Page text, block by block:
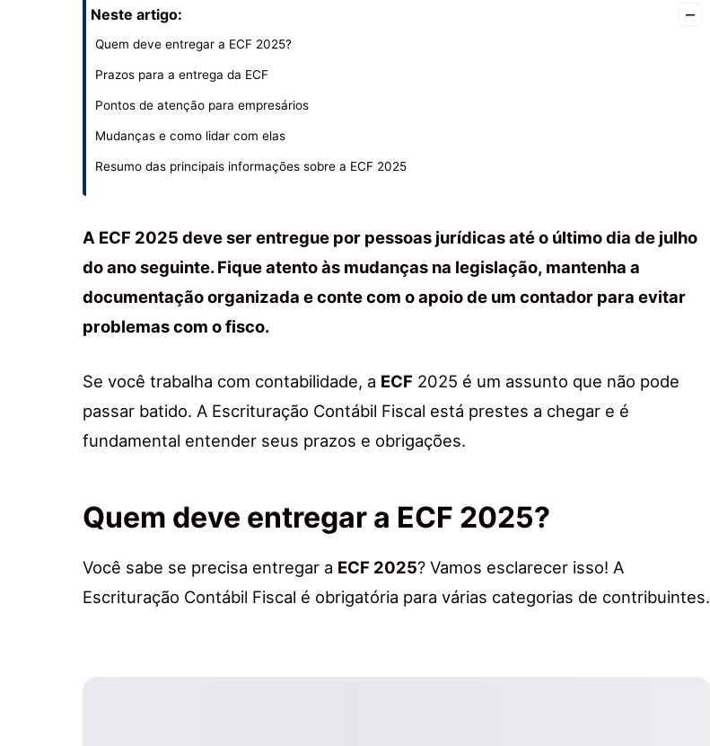
Neste artigo: –
Quem deve entregar a ECF 2025?
Prazos para a entrega da ECF
Pontos de atenção para empresários
Mudanças e como lidar com elas
Resumo das principais informações sobre a ECF 2025
A ECF 2025 deve ser entregue por pessoas jurídicas até o último dia de julho
do ano seguinte. Fique atento às mudanças na legislação, mantenha a
documentação organizada e conte com o apoio de um contador para evitar
problemas com o fisco.
Se você trabalha com contabilidade, a ECF 2025 é um assunto que não pode
passar batido. A Escrituração Contábil Fiscal está prestes a chegar e é
fundamental entender seus prazos e obrigações.
Quem deve entregar a ECF 2025?
Você sabe se precisa entregar a ECF 2025? Vamos esclarecer isso! A
Escrituração Contábil Fiscal é obrigatória para várias categorias de contribuintes.